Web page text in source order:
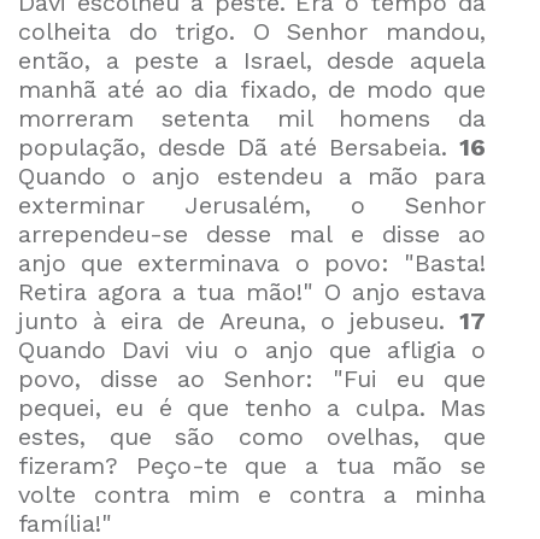
colheita do trigo. O Senhor mandou,
então, a peste a Israel, desde aquela
manhã até ao dia fixado, de modo que
morreram setenta mil homens da
população, desde Dã até Bersabeia. 16
Quando o anjo estendeu a mão para
exterminar Jerusalém, o Senhor
arrependeu-se desse mal e disse ao
anjo que exterminava o povo: "Basta!
Retira agora a tua mão!" O anjo estava
junto à eira de Areuna, o jebuseu. 17
Quando Davi viu o anjo que afligia o
povo, disse ao Senhor: "Fui eu que
pequei, eu é que tenho a culpa. Mas
estes, que são como ovelhas, que
fizeram? Peço-te que a tua mão se
volte contra mim e contra a minha
família!"